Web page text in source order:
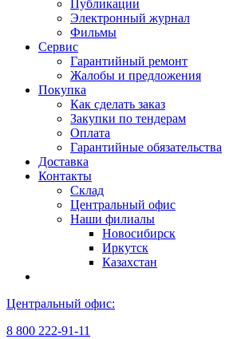
Публикации
Электронный журнал
Фильмы
Сервис
Гарантийный ремонт
Жалобы и предложения
Покупка
Как сделать заказ
Закупки по тендерам
Оплата
Гарантийные обязательства
Доставка
Контакты
Склад
Центральный офис
Наши филиалы
Новосибирск
Иркутск
Казахстан
Центральный офис:
8 800 222-91-11